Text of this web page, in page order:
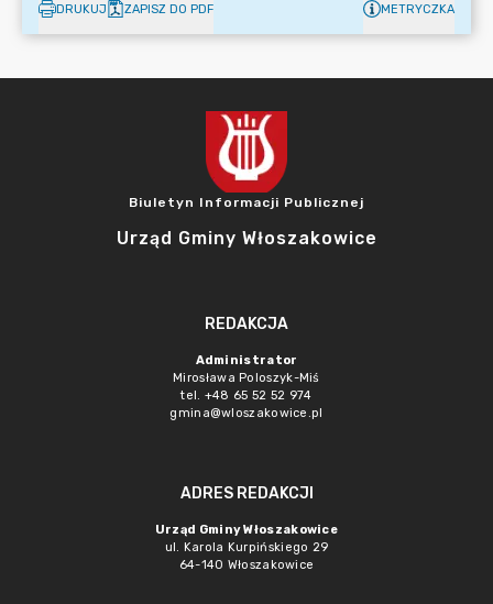
DRUKUJ ZAPISZ DO PDF METRYCZKA
Biuletyn Informacji Publicznej
Urząd Gminy Włoszakowice
REDAKCJA
Administrator
Mirosława Poloszyk-Miś
tel. +48 65 52 52 974
gmina@wloszakowice.pl
ADRES REDAKCJI
Urząd Gminy Włoszakowice
ul. Karola Kurpińskiego 29
64-140 Włoszakowice